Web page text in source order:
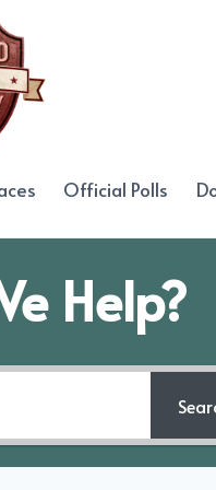
Official Polls
Help?